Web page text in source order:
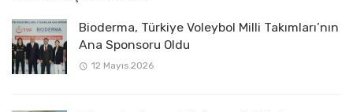
Bioderma, Türkiye Voleybol Milli Takımları’nın
Ana Sponsoru Oldu
12 Mayıs 2026